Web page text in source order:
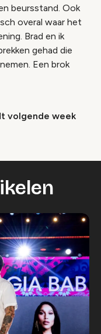
beursstand. Ook
overal waar het
Brad en ik
gehad die
Een brok
volgende week